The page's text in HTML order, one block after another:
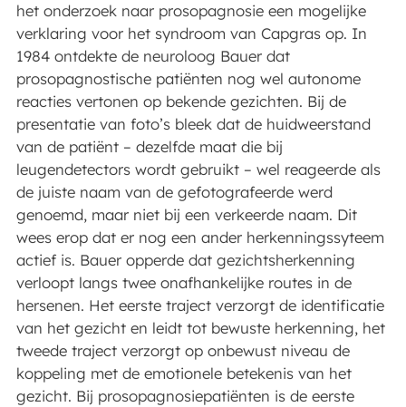
het onderzoek naar prosopagnosie een mogelijke
verklaring voor het syndroom van Capgras op. In
1984 ontdekte de neuroloog Bauer dat
prosopagnostische patiënten nog wel autonome
reacties vertonen op bekende gezichten. Bij de
presentatie van foto’s bleek dat de huidweerstand
van de patiënt – dezelfde maat die bij
leugendetectors wordt gebruikt – wel reageerde als
de juiste naam van de gefotografeerde werd
genoemd, maar niet bij een verkeerde naam. Dit
wees erop dat er nog een ander herkenningssyteem
actief is. Bauer opperde dat gezichtsherkenning
verloopt langs twee onafhankelijke routes in de
hersenen. Het eerste traject verzorgt de identificatie
van het gezicht en leidt tot bewuste herkenning, het
tweede traject verzorgt op onbewust niveau de
koppeling met de emotionele betekenis van het
gezicht. Bij prosopagnosiepatiënten is de eerste